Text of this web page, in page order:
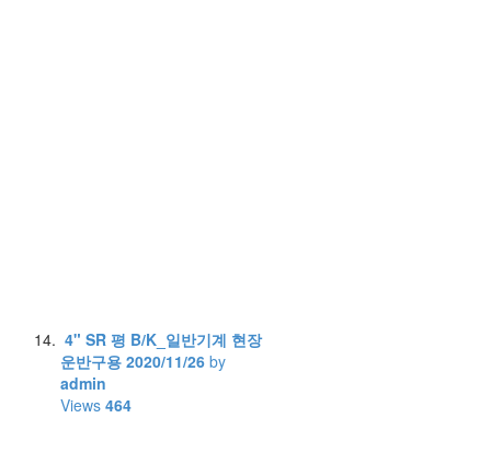
4" SR 평 B/K_일반기계 현장
운반구용 2020/11/26 by
admin
Views 464